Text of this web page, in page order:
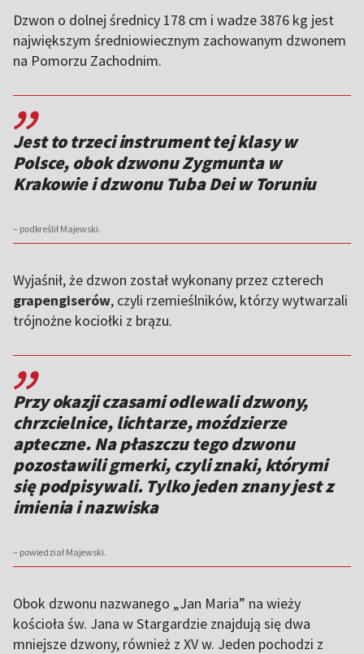
Dzwon o dolnej średnicy 178 cm i wadze 3876 kg jest
największym średniowiecznym zachowanym dzwonem
na Pomorzu Zachodnim.
,,
Jest to trzeci instrument tej klasy w
Polsce, obok dzwonu Zygmunta w
Krakowie i dzwonu Tuba Dei w Toruniu
– podkreślił Majewski.
Wyjaśnił, że dzwon został wykonany przez czterech
grapengiserów, czyli rzemieślników, którzy wytwarzali
trójnożne kociołki z brązu.
,,
Przy okazji czasami odlewali dzwony,
chrzcielnice, lichtarze, moździerze
apteczne. Na płaszczu tego dzwonu
pozostawili gmerki, czyli znaki, którymi
się podpisywali. Tylko jeden znany jest z
imienia i nazwiska
– powiedział Majewski.
Obok dzwonu nazwanego „Jan Maria” na wieży
kościoła św. Jana w Stargardzie znajdują się dwa
mniejsze dzwony, również z XV w. Jeden pochodzi z